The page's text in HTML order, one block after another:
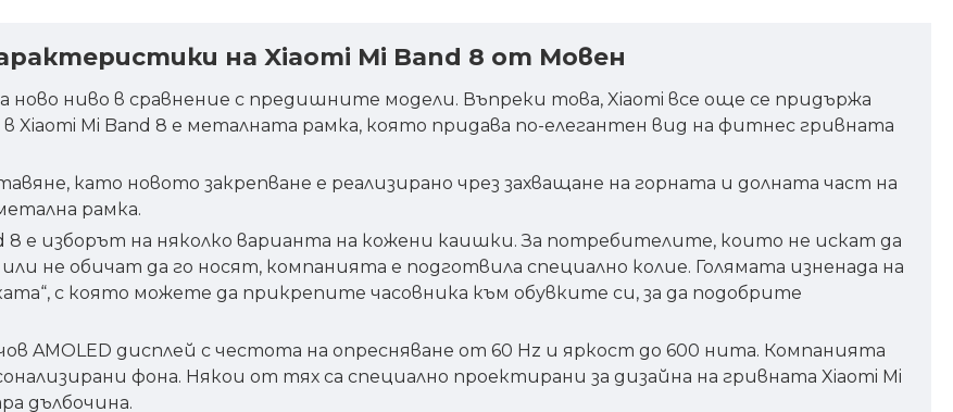
на Xiaomi Mi Band 8 от Мовен
ново ниво в сравнение с предишните модели. Въпреки това, Xiaomi все още се придържа
Xiaomi Mi Band 8 е металната рамка, която придава по-елегантен вид на фитнес гривната
като новото закрепване е реализирано чрез захващане на горната и долната част на
рамка.
8 е изборът на няколко варианта на кожени каишки. За потребителите, които не искат да
не обичат да го носят, компанията е подготвила специално колие. Голямата изненада на
с която можете да прикрепите часовника към обувките си, за да подобрите
AMOLED дисплей с честота на опресняване от 60 Hz и яркост до 600 нита. Компанията
фона. Някои от тях са специално проектирани за дизайна на гривната Xiaomi Mi
дълбочина.